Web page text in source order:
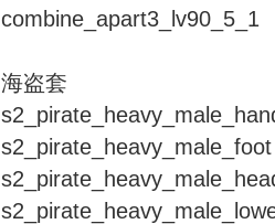
combine_apart3_lv90_5_1
海盗套